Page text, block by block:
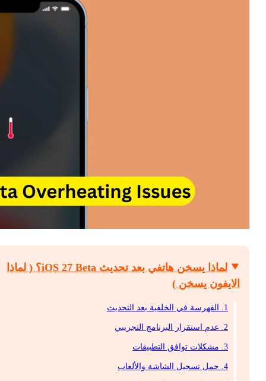
لماذا يسخن هاتفي بعد تحديث iOS 27 Beta؟ ( لماذا
الايفون يسخن )
1. الفهرسة في الخلفية بعد التحديث
2. عدم استقرار البرنامج التجريبي
3. مشكلات توافق التطبيقات
4. حمل تسجيل الشاشة والألعاب